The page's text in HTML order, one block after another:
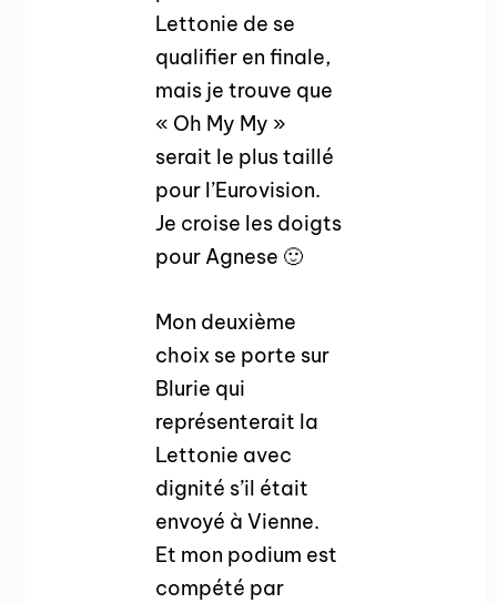
Lettonie de se
qualifier en finale,
mais je trouve que
« Oh My My »
serait le plus taillé
pour l’Eurovision.
Je croise les doigts
pour Agnese 🙂
Mon deuxième
choix se porte sur
Blurie qui
représenterait la
Lettonie avec
dignité s’il était
envoyé à Vienne.
Et mon podium est
compété par